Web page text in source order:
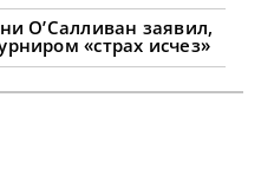
О’Салливан заявил,
«страх исчез»